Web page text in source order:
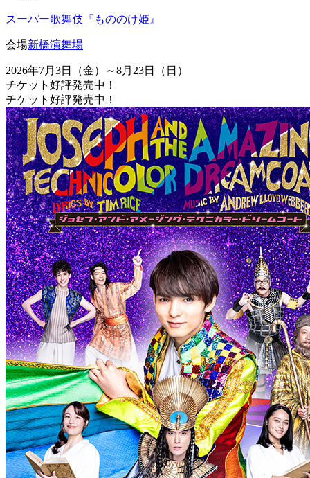
スーパー歌舞伎『もののけ姫』
会場新橋演舞場
2026年7月3日（金）～8月23日（日）
チケット好評発売中！
チケット好評発売中！